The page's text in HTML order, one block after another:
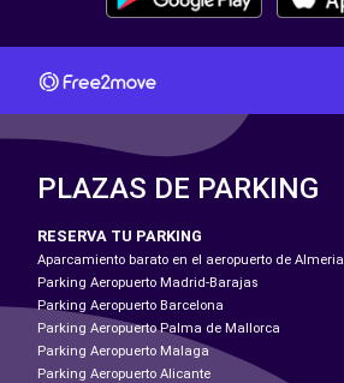
PLAZAS DE PARKING
RESERVA TU PARKING
Aparcamiento barato en el aeropuerto de Almeria
Parking Aeropuerto Madrid-Barajas
Parking Aeropuerto Barcelona
Parking Aeropuerto Palma de Mallorca
Parking Aeropuerto Malaga
Parking Aeropuerto Alicante